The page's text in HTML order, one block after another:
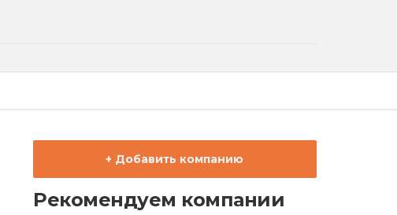
+ Добавить компанию
Рекомендуем компании